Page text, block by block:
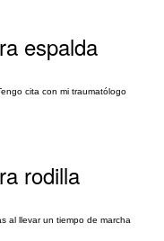
espalda
cita con mi traumatólogo
rodilla
al llevar un tiempo de marcha